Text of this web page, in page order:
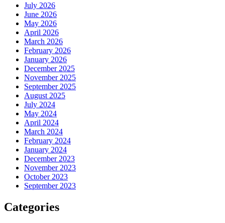
July 2026
June 2026
May 2026
April 2026
March 2026
February 2026
January 2026
December 2025
November 2025
September 2025
August 2025
July 2024
May 2024
April 2024
March 2024
February 2024
January 2024
December 2023
November 2023
October 2023
September 2023
Categories